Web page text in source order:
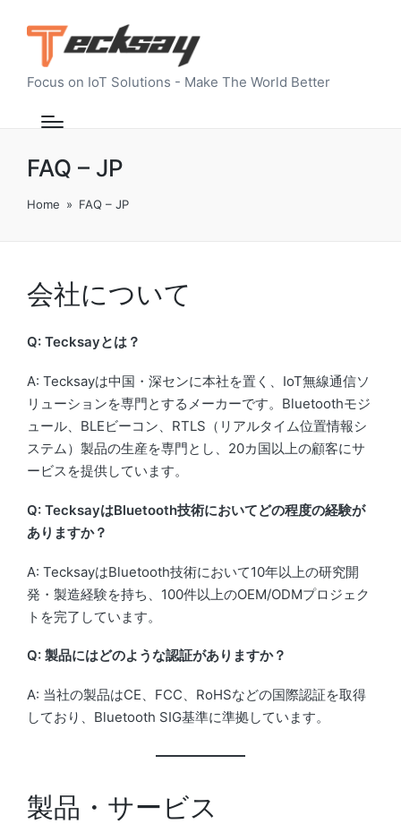
Focus on IoT Solutions - Make The World Better
FAQ – JP
Home » FAQ – JP
会社について
Q: Tecksayとは？
A: Tecksayは中国・深センに本社を置く、IoT無線通信ソ
リューションを専門とするメーカーです。Bluetoothモジ
ュール、BLEビーコン、RTLS（リアルタイム位置情報シ
ステム）製品の生産を専門とし、20カ国以上の顧客にサ
ービスを提供しています。
Q: TecksayはBluetooth技術においてどの程度の経験が
ありますか？
A: TecksayはBluetooth技術において10年以上の研究開
発・製造経験を持ち、100件以上のOEM/ODMプロジェク
トを完了しています。
Q: 製品にはどのような認証がありますか？
A: 当社の製品はCE、FCC、RoHSなどの国際認証を取得
しており、Bluetooth SIG基準に準拠しています。
製品・サービス